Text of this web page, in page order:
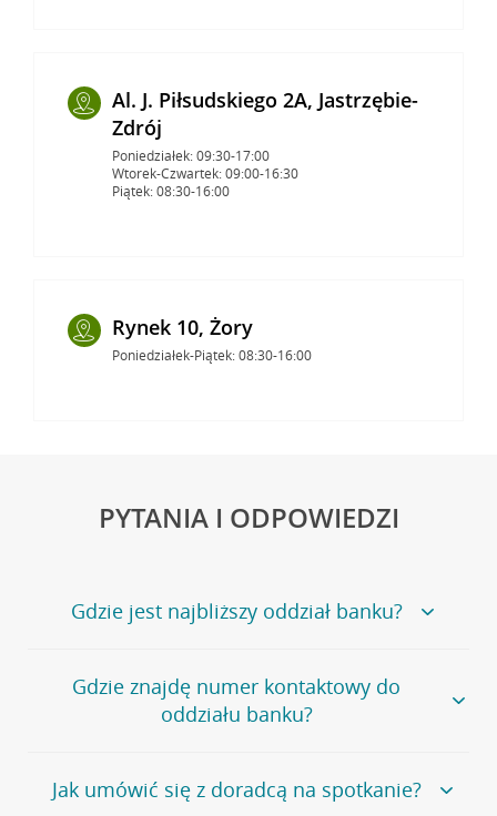
Al. J. Piłsudskiego 2A, Jastrzębie-
Zdrój
Poniedziałek: 09:30-17:00
Wtorek-Czwartek: 09:00-16:30
Piątek: 08:30-16:00
Rynek 10, Żory
Poniedziałek-Piątek: 08:30-16:00
PYTANIA I ODPOWIEDZI
Gdzie jest najbliższy oddział banku?
Jeśli szukasz oddziału naszego banku, zapraszamy na
stronęPlacówki i bankomaty, na której znajduje się
wygodna wyszukiwarka.
oddziałów
Gdzie znajdę numer kontaktowy do
oddziału banku?
Bank Credit Agricole nie udostępnia ogólnego numeru
telefonu do placówki bankowej.
Jak umówić się z doradcą na spotkanie?